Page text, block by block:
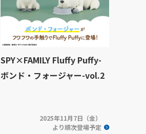
SPY×FAMILY Fluffy Puffy-
ボンド・フォージャー-vol.2
2025年11月7日（金）
より順次登場予定